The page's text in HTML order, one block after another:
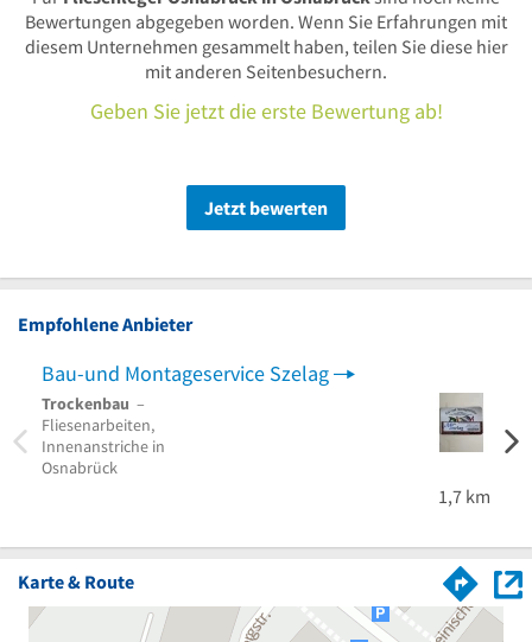
Bewertungen abgegeben worden. Wenn Sie Erfahrungen mit
diesem Unternehmen gesammelt haben, teilen Sie diese hier
mit anderen Seitenbesuchern.
Geben Sie jetzt die erste Bewertung ab!
Jetzt bewerten
Empfohlene Anbieter
Bau-und Montageservice Szelag
Trockenbau –
Fliesenarbeiten,
Innenanstriche in
Osnabrück
1,7 km
Karte & Route